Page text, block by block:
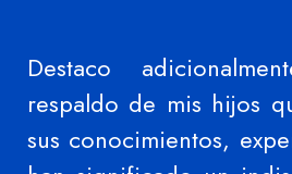
Destaco
respaldo de mis hijos
sus conocimientos,